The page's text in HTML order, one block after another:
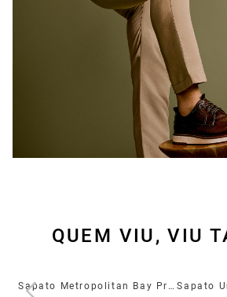
QUEM VIU, VIU
Sapato Metropolitan Bay Preto Sapato